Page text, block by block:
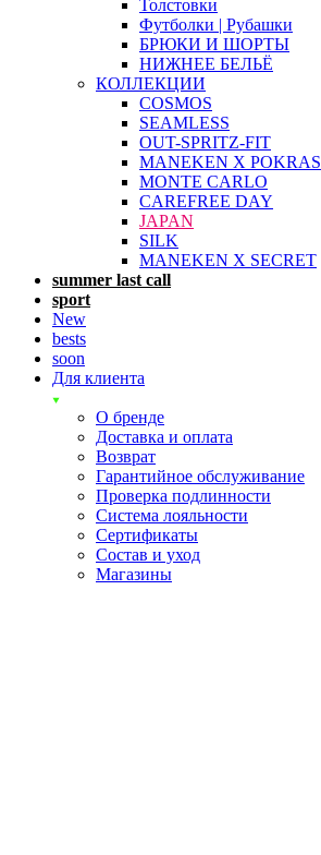
Толстовки
Футболки | Рубашки
БРЮКИ И ШОРТЫ
НИЖНЕЕ БЕЛЬЁ
КОЛЛЕКЦИИ
COSMOS
SEAMLESS
OUT-SPRITZ-FIT
MANEKEN X POKRAS
MONTE CARLO
CAREFREE DAY
JAPAN
SILK
MANEKEN X SECRET
summer last call
sport
New
bests
soon
Для клиента
О бренде
Доставка и оплата
Возврат
Гарантийное обслуживание
Проверка подлинности
Система лояльности
Сертификаты
Состав и уход
Магазины